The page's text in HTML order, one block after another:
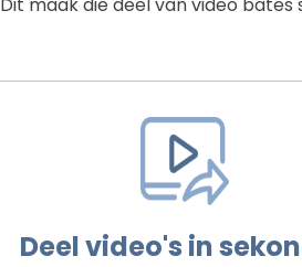
Dit maak die deel van video
Deel video's in